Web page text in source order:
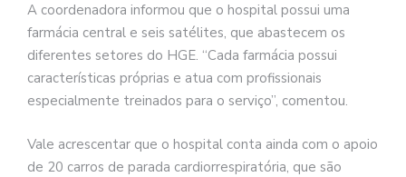
A coordenadora informou que o hospital possui uma
farmácia central e seis satélites, que abastecem os
diferentes setores do HGE. “Cada farmácia possui
características próprias e atua com profissionais
especialmente treinados para o serviço”, comentou.
Vale acrescentar que o hospital conta ainda com o apoio
de 20 carros de parada cardiorrespiratória, que são